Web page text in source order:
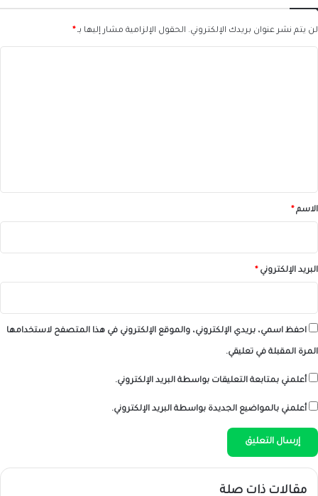
لن يتم نشر عنوان بريدك الإلكتروني. الحقول الإلزامية مشار إليها بـ*
*الاسم*
البريد الإلكتروني*
احفظ اسمي، بريدي الإلكتروني، والموقع الإلكتروني في هذا المتصفح لاستخدامها
المرة المقبلة في تعليقي.
أعلمني بمتابعة التعليقات بواسطة البريد الإلكتروني.
أعلمني بالمواضيع الجديدة بواسطة البريد الإلكتروني.
مقالات ذات صلة